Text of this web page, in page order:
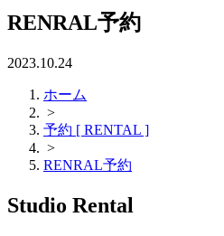
RENRAL予約
2023.10.24
ホーム
>
予約 [ RENTAL ]
>
RENRAL予約
Studio Rental